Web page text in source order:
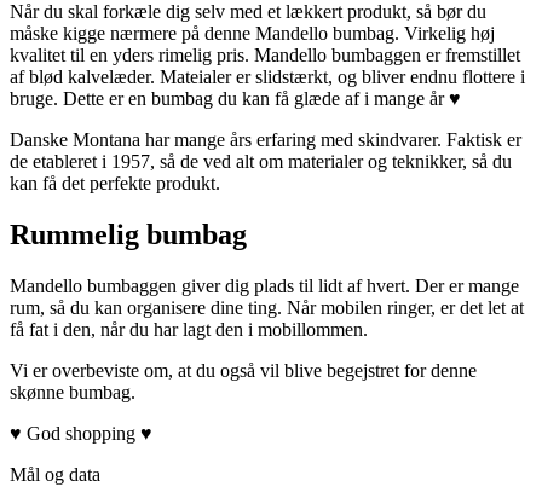
Når du skal forkæle dig selv med et lækkert produkt, så bør du
måske kigge nærmere på denne Mandello bumbag. Virkelig høj
kvalitet til en yders rimelig pris. Mandello bumbaggen er fremstillet
af blød kalvelæder. Mateialer er slidstærkt, og bliver endnu flottere i
bruge. Dette er en bumbag du kan få glæde af i mange år ♥
Danske Montana har mange års erfaring med skindvarer. Faktisk er
de etableret i 1957, så de ved alt om materialer og teknikker, så du
kan få det perfekte produkt.
Rummelig bumbag
Mandello bumbaggen giver dig plads til lidt af hvert. Der er mange
rum, så du kan organisere dine ting. Når mobilen ringer, er det let at
få fat i den, når du har lagt den i mobillommen.
Vi er overbeviste om, at du også vil blive begejstret for denne
skønne bumbag.
♥ God shopping ♥
Mål og data